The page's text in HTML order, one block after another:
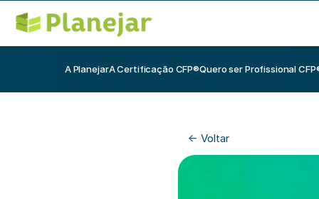
A PlanejarA Certificação CFP®Quero ser Profissional
<- Voltar